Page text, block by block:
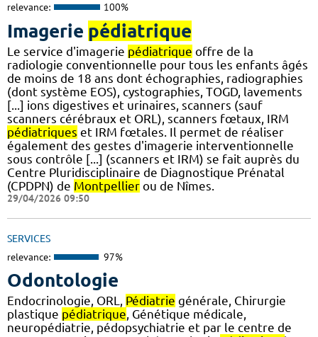
relevance: 100%
Imagerie pédiatrique
Le service d'imagerie pédiatrique offre de la
radiologie conventionnelle pour tous les enfants âgés
de moins de 18 ans dont échographies, radiographies
(dont système EOS), cystographies, TOGD, lavements
[...] ions digestives et urinaires, scanners (sauf
scanners cérébraux et ORL), scanners fœtaux, IRM
pédiatriques et IRM fœtales. Il permet de réaliser
également des gestes d'imagerie interventionnelle
sous contrôle [...] (scanners et IRM) se fait auprès du
Centre Pluridisciplinaire de Diagnostique Prénatal
(CPDPN) de Montpellier ou de Nîmes.
29/04/2026 09:50
SERVICES
relevance: 97%
Odontologie
Endocrinologie, ORL, Pédiatrie générale, Chirurgie
plastique pédiatrique, Génétique médicale,
neuropédiatrie, pédopsychiatrie et par le centre de